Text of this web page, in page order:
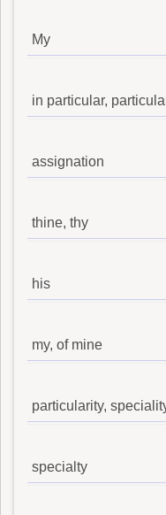
My
in particular,
assignation
thine, thy
his
my, of mine
particularity,
specialty